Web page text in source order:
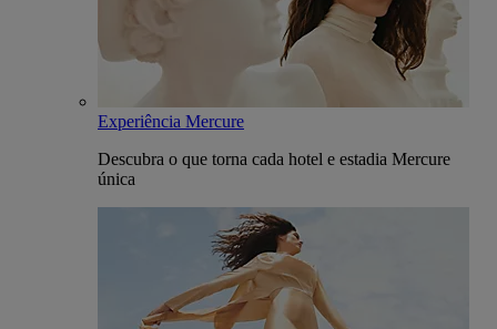
Experiência Mercure
Descubra o que torna cada hotel e estadia Mercure
única